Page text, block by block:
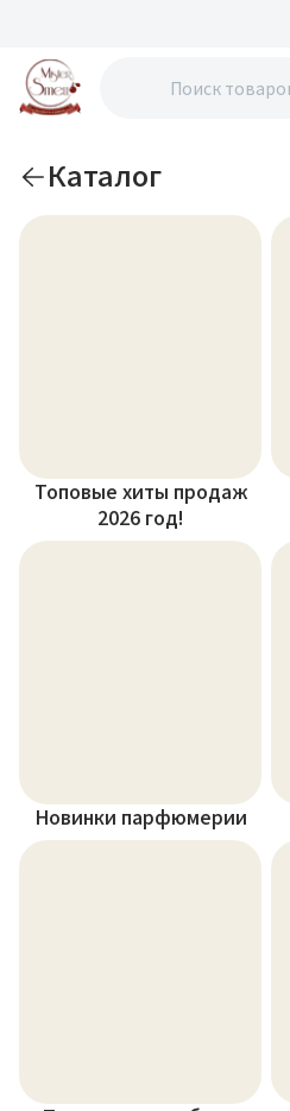
Каталог
Топовые хиты продаж
2026 год!
Новинки парфюмерии